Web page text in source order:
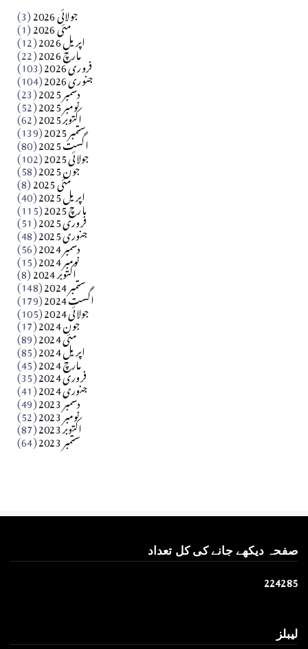
آزاد کشمیر جیسے احتجاج کی ضرورت ہے؟ از،،، ظہیرالدین
جولائی 2026 (3) مئی 2026 (1) اپریل 2026 (12) مارچ 2026 (22) فروری 2026 (103) جنوری 2026 (104) دسمبر 2025 (23) نومبر 2025 (52) اکتوبر 2025 (62) ستمبر 2025 (139) اگست 2025 (80) جولائی 2025 (102) جون 2025 (58) مئی 2025 (8) اپریل 2025 (40) مارچ 2025 (115) فروری 2025 (51) جنوری 2025 (48) دسمبر 2024 (56) نومبر 2024 (15) اکتوبر 2024 (8) ستمبر 2024 (148) اگست 2024 (179) جولائی 2024 (105) جون 2024 (17) مئی 2024 (89) اپریل 2024 (85) مارچ 2024 (45) فروری 2024 (35) جنوری 2024 (41) دسمبر 2023 (49) نومبر 2023 (52) اکتوبر 2023 (87) ستمبر 2023 (64)
صفحہ دیکھے جانے کی کل تعداد
224285
لیبلز